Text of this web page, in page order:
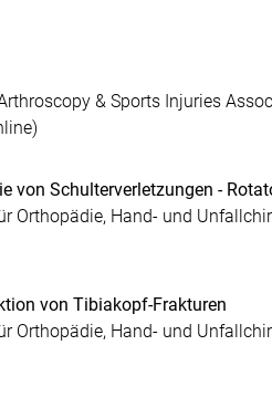
& Sports Injuries
von Schulterverletzungen -
Orthopädie, Hand- und
von Tibiakopf-Frakturen
Orthopädie, Hand- und